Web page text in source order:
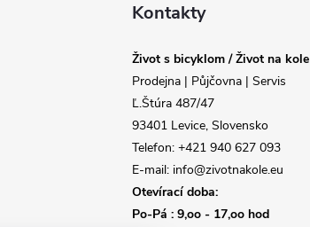
Kontakty
Život s bicyklom / Život na kole
Prodejna | Půjčovna | Servis
Ľ.Štúra 487/47
93401 Levice, Slovensko
Telefon: +421 940 627 093
E-mail: info@zivotnakole.eu
Otevírací doba:
Po-Pá : 9,oo - 17,oo hod